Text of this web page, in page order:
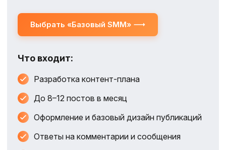
Выбрать «Базовый SMM»
Что входит:
Разработка контент‑плана
До 8–12 постов в месяц
Оформление и базовый дизайн публикаций
Ответы на комментарии и сообщения